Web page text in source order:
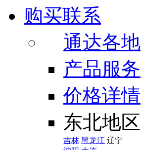
购买联系
通达各地
产品服务
价格详情
东北地区
吉林 黑龙江 辽宁